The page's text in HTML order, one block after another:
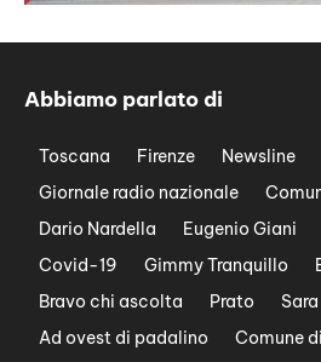
Abbiamo parlato di
Toscana Firenze Newsline
Giornale radio nazionale
Dario Nardella
Eugenio Giani
Covid-19
Gimmy Tranquillo
Bravo chi ascolta
Prato
Ad ovest di padalino
Comune